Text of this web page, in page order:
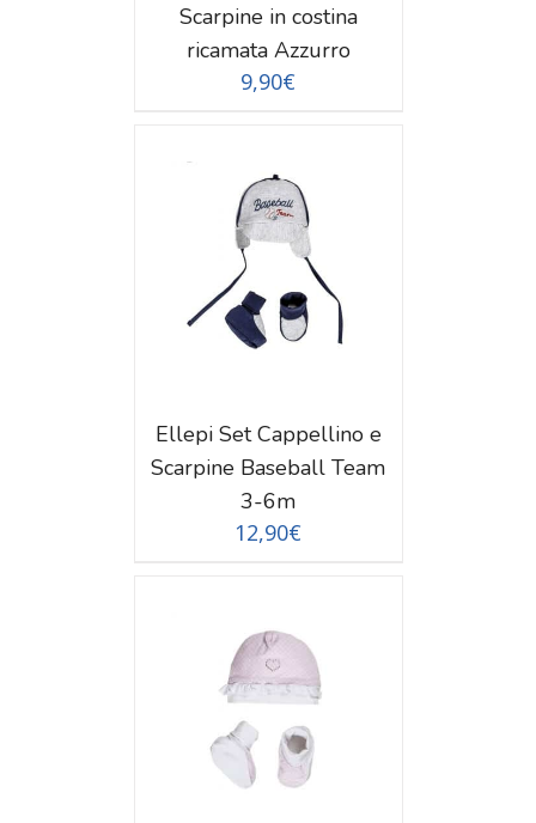
Scarpine in costina
ricamata Azzurro
9,90€
Ellepi Set Cappellino e
Scarpine Baseball Team
3-6m
12,90€